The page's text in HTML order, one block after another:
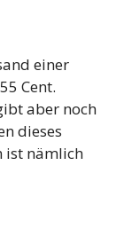
einer
Cent.
aber noch
dieses
ist nämlich